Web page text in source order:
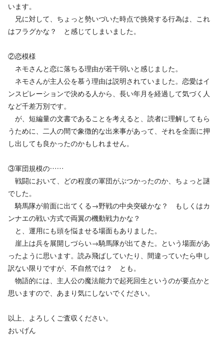
います。
兄に対して、ちょっと勢いづいた時点で挑発する行為は、これ
はフラグかな？ と感じてしまいました。
②恋模様
ネモさんと恋に落ちる理由が若干弱いと感じました。
ネモさんが主人公を慕う理由は説明されていました。恋愛はイ
ンスピレーションで決める人から、長い年月を経過して気づく人
など千差万別です。
が、短編量の文書であることを考えると、読者に理解してもら
うために、二人の間で象徴的な出来事があって、それを全面に押
し出しても良かったのかもしれません。
③軍団規模の……
戦闘において、どの程度の軍団がぶつかったのか、ちょっと謎
でした。
騎馬隊が前面に出てくる→野戦の中央突破かな？ もしくはカ
ンナエの戦い方式で両翼の機動戦力かな？
と、運用にも頭を悩ませる場面もありました。
崖上は兵を展開しづらい→騎馬隊が出てきた。という場面があ
ったように思います。読み飛ばしていたり、間違っていたら申し
訳ない限りですが、不自然では？ とも。
物語的には、主人公の魔法能力で起死回生というのが要点かと
思いますので、あまり気にしないでください。
以上、よろしくご査収ください。
おいげん